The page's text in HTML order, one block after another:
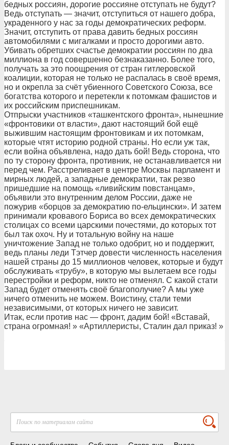
бедных россиян, дорогие россияне отступать не будут?
Ведь отступать — значит, отступиться от нашего добра,
украденного у нас за годы демократических реформ.
Значит, отступить от права давить бедных россиян
автомобилями с мигалками и просто дорогими авто.
Убивать обретших счастье демократии россиян по два
миллиона в год совершенно безнаказанно. Более того,
получать за это поощрения от стран гитлеровской
коалиции, которая не только не распалась в своё время,
но и окрепла за счёт убиенного Советского Союза, все
богатства которого и перетекли к потомкам фашистов и
их российским приспешникам.
Отпрыски участников «ташкентского фронта», нынешние
«фронтовики от власти», дают настоящий бой ещё
выжившим настоящим фронтовикам и их потомкам,
которые чтят историю родной страны. Но если уж так,
если война объявлена, надо дать бой! Ведь сторона, что
по ту сторону фронта, противник, не останавливается ни
перед чем. Расстреливает в центре Москвы парламент и
мирных людей, а западные демократии, так резво
пришедшие на помощь «ливийским повстанцам»,
объявили это внутренним делом России, даже не
пожурив «борцов за демократию по-ельцински». И затем
принимали кровавого Бориса во всех демократических
столицах со всеми царскими почестями, до которых тот
был так охоч. Ну и тотальную войну на наше
уничтожение Запад не только одобрит, но и поддержит,
ведь планы леди Тэтчер довести численность населения
нашей страны до 15 миллионов человек, которые и будут
обслуживать «трубу», в которую мы вылетаем все годы
перестройки и реформ, никто не отменял. С какой стати
Запад будет отменять своё благополучие? А мы уже
ничего отменить не можем. Воистину, стали теми
независимыми, от которых ничего не зависит.
Итак, если против нас — фронт, дадим бой! «Вставай,
страна огромная! » «Артиллеристы, Сталин дал приказ! »